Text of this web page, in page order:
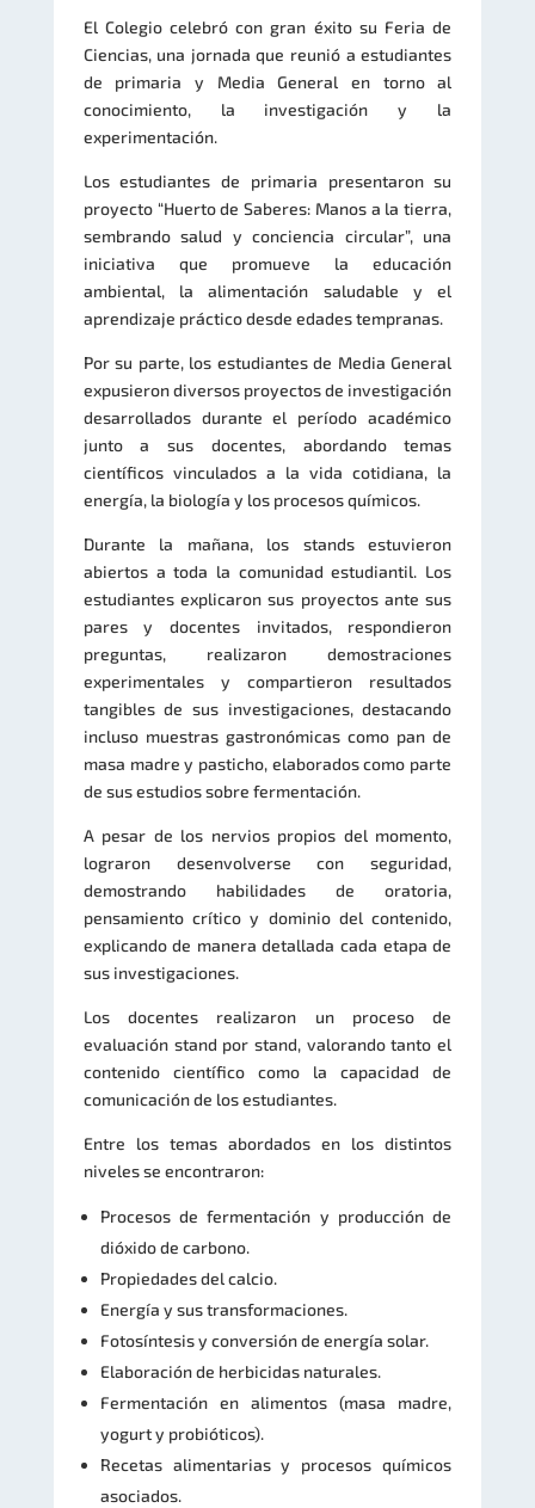
El Colegio celebró con gran éxito su Feria de
Ciencias, una jornada que reunió a estudiantes
de primaria y Media General en torno al
conocimiento, la investigación y la
experimentación.
Los estudiantes de primaria presentaron su
proyecto “Huerto de Saberes: Manos a la tierra,
sembrando salud y conciencia circular”, una
iniciativa que promueve la educación
ambiental, la alimentación saludable y el
aprendizaje práctico desde edades tempranas.
Por su parte, los estudiantes de Media General
expusieron diversos proyectos de investigación
desarrollados durante el período académico
junto a sus docentes, abordando temas
científicos vinculados a la vida cotidiana, la
energía, la biología y los procesos químicos.
Durante la mañana, los stands estuvieron
abiertos a toda la comunidad estudiantil. Los
estudiantes explicaron sus proyectos ante sus
pares y docentes invitados, respondieron
preguntas, realizaron demostraciones
experimentales y compartieron resultados
tangibles de sus investigaciones, destacando
incluso muestras gastronómicas como pan de
masa madre y pasticho, elaborados como parte
de sus estudios sobre fermentación.
A pesar de los nervios propios del momento,
lograron desenvolverse con seguridad,
demostrando habilidades de oratoria,
pensamiento crítico y dominio del contenido,
explicando de manera detallada cada etapa de
sus investigaciones.
Los docentes realizaron un proceso de
evaluación stand por stand, valorando tanto el
contenido científico como la capacidad de
comunicación de los estudiantes.
Entre los temas abordados en los distintos
niveles se encontraron:
Procesos de fermentación y producción de
dióxido de carbono.
Propiedades del calcio.
Energía y sus transformaciones.
Fotosíntesis y conversión de energía solar.
Elaboración de herbicidas naturales.
Fermentación en alimentos (masa madre,
yogurt y probióticos).
Recetas alimentarias y procesos químicos
asociados.